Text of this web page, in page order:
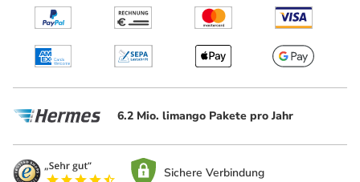
6.2 Mio. limango Pakete pro Jahr
Sichere Verbindung